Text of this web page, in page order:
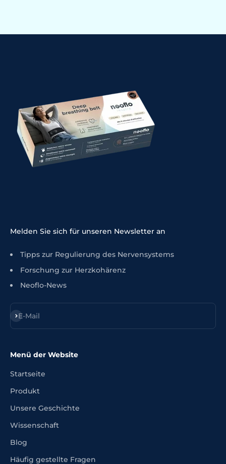
Melden Sie sich für unseren Newsletter an
Tipps zur Regulierung des Nervensystems
Forschung zur Herzkohärenz
Neoflo-News
E-Mail
Anmelden
Menü der Website
Startseite
Produkt
Unsere Geschichte
Wissenschaft
Blog
Häufig gestellte Fragen